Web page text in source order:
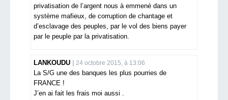
privatisation de l’argent nous à emmené dans un
système mafieux, de corruption de chantage et
d’esclavage des peuples, par le vol des biens payer
par le peuple par la privatisation.
LANKOUDU 24 octobre 2015, à 13:06
La S/G une des banques les plus pourries de
FRANCE !
J’en ai fait les frais moi aussi .